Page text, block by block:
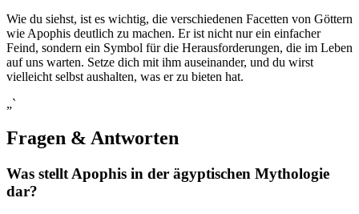
Wie du siehst, ist‍ es wichtig, die verschiedenen Facetten von⁤ Göttern‍
wie Apophis deutlich ⁢zu machen. Er ​ist‌ nicht nur ein einfacher
Feind, sondern ein Symbol ⁢für die‍ Herausforderungen, ⁤die im Leben
auf ⁢uns warten. Setze dich mit ihm auseinander, und du wirst
vielleicht selbst aushalten, was er zu bieten​ hat.
„`
Fragen & Antworten
Was stellt Apophis‍ in der ägyptischen Mythologie‍
dar?